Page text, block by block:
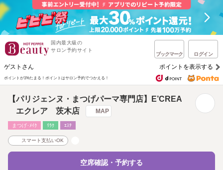
国内最大級の
サロン予約サイト
ブックマーク ログイン
ゲストさん ポイントを表示する
ポイントが1%たまる！ ポイントはサロン予約でつかえる！
【パリジェンヌ・まつげパーマ専門店】E’CREA
エクレア 茨木店
MAP
まつげ･ﾒｲｸ ﾘﾗｸ ｴｽﾃ
スマート支払いOK
空席確認・予約する